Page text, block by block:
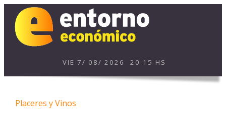
VIE 7/ 08/ 2026 20:15 HS
Placeres y Vinos